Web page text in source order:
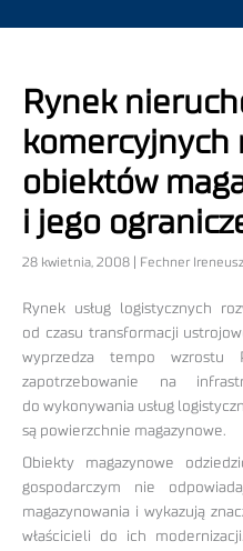
Rynek
komercyjnych
obiektów
i jego
28 kwietnia, 2008 | Fechner
Rynek usług logistycznych
od czasu transformacji
wyprzedza tempo
zapotrzebowanie na
do wykonywania usług
są powierzchnie magazynowe.
Obiekty magazynowe
gospodarczym nie
magazynowania i wykazują
właścicieli do ich